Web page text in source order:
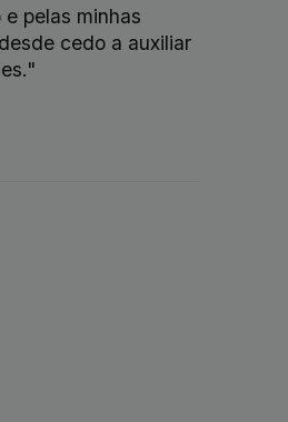
pelas minhas
cedo a auxiliar